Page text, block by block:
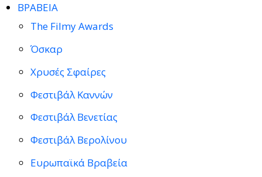
ΒΡΑΒΕΙΑ
The Filmy Awards
Όσκαρ
Χρυσές Σφαίρες
Φεστιβάλ Καννών
Φεστιβάλ Βενετίας
Φεστιβάλ Βερολίνου
Ευρωπαϊκά Βραβεία